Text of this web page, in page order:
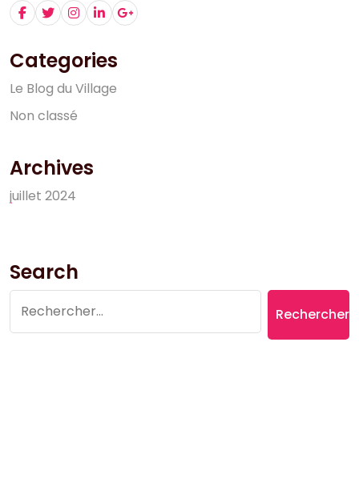
Categories
Le Blog du Village
Non classé
Archives
juillet 2024
Search